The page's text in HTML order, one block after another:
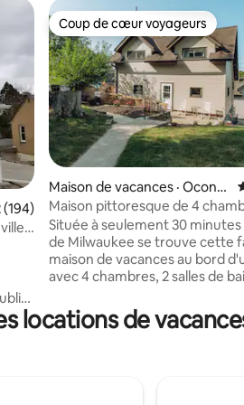
de 4,92 sur 5, 194
(194)
à
Coup de cœur voyageurs
Coup de cœur voyageurs
Maison de vacances · Ocono
mowoc
Maison pittoresque de 4
bord d'un lac dans le Wisconsin
Récemment rénovée !
Située à seulement 30
de Milwaukee se trouve cette
maison de vacances au bord
avec 4 chambres, 2 salles de
lac dans tout le logement. De
restaurants et bars populaires
locations de